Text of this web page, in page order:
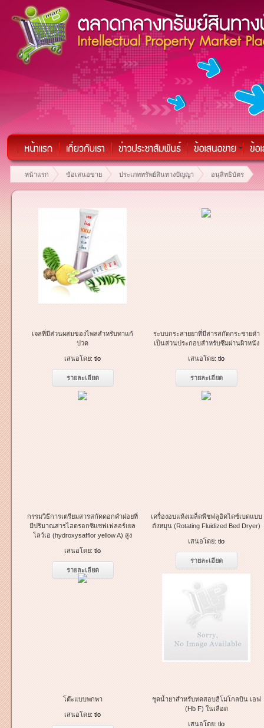
หน้าแรก ข้อเสนอขาย ประเภททรัพย์สินทางปัญญา อนุสิทธิบัตร
เจลที่มีส่วนผสมของไพลสำหรับทาแก้
ปวด
เสนอโดย: tlo
รายละเอียด
ระบบกระสายยาที่มีสารสกัดกระชายดำ
เป็นส่วนประกอบสำหรับซึมผ่านผิวหนัง
เสนอโดย: tlo
รายละเอียด
กรรมวิธีการเตรียมสารสกัดดอกคำฝอยที่
มีปริมาณสารไฮดรอกซิแซฟเฟลอร์เยล
โลว์เอ (hydroxysafflor yellow A) สูง
เสนอโดย: tlo
รายละเอียด
เครื่องอบแห้งเมล็ดพืชฟลูอิดไดซ์เบดแบบ
ถังหมุน (Rotating Fluidized Bed Dryer)
เสนอโดย: tlo
รายละเอียด
โต๊ะแบบพกพา
เสนอโดย: tlo
ชุดน้ำยาสำหรับทดสอบฮีโมโกลบิน เอฟ
(Hb F) ในเลือด
เสนอโดย: tlo